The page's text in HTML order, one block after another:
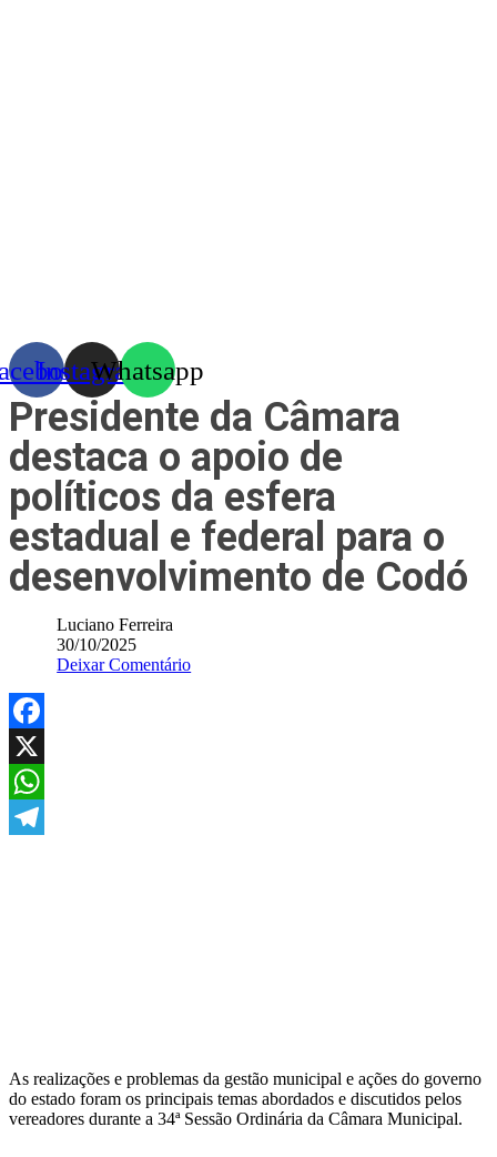
InstagramWhatsapp
Presidente da Câmara
destaca o apoio de
políticos da esfera
estadual e federal para o
desenvolvimento de Codó
Luciano Ferreira
30/10/2025
Deixar Comentário
Facebook
X
WhatsApp
As realizações e problemas da gestão municipal e ações do governo
do estado foram os principais temas abordados e discutidos pelos
vereadores durante a 34ª Sessão Ordinária da Câmara Municipal.